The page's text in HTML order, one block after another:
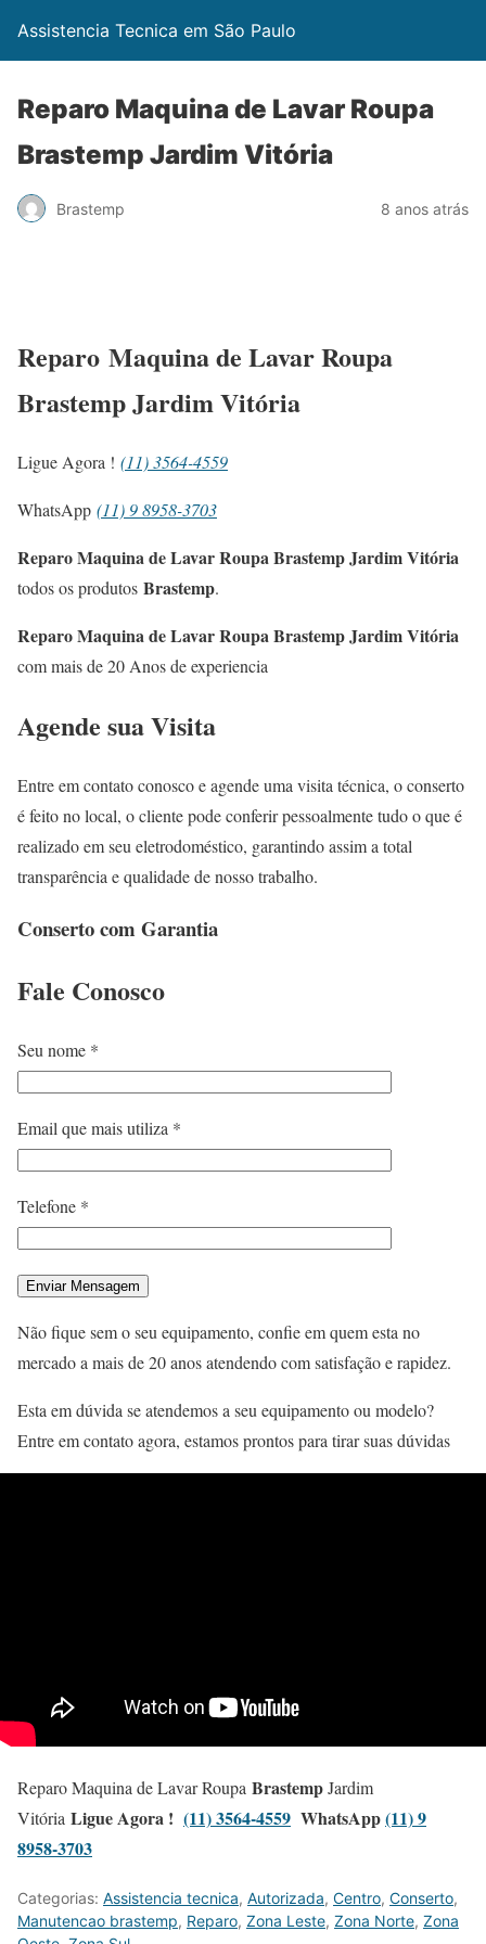
Assistencia Tecnica em São Paulo
Reparo Maquina de Lavar Roupa
Brastemp Jardim Vitória
Brastemp 8 anos atrás
Reparo Maquina de Lavar Roupa
Brastemp Jardim Vitória
Ligue Agora ! (11) 3564-4559
WhatsApp (11) 9 8958-3703
Reparo Maquina de Lavar Roupa Brastemp Jardim Vitória
todos os produtos Brastemp.
Reparo Maquina de Lavar Roupa Brastemp Jardim Vitória
com mais de 20 Anos de experiencia
Agende sua Visita
Entre em contato conosco e agende uma visita técnica, o conserto
é feito no local, o cliente pode conferir pessoalmente tudo o que é
realizado em seu eletrodoméstico, garantindo assim a total
transparência e qualidade de nosso trabalho.
Conserto com Garantia
Fale Conosco
Seu nome *
Email que mais utiliza *
Telefone *
Não fique sem o seu equipamento, confie em quem esta no
mercado a mais de 20 anos atendendo com satisfação e rapidez.
Esta em dúvida se atendemos a seu equipamento ou modelo?
Entre em contato agora, estamos prontos para tirar suas dúvidas
Reparo Maquina de Lavar Roupa BrastempJardim
Vitória Ligue Agora ! (11) 3564-4559 WhatsApp(11) 9
8958-3703
Categorias: Assistencia tecnica, Autorizada, Centro, Conserto,
Manutencao brastemp, Reparo, Zona Leste, Zona Norte, Zona